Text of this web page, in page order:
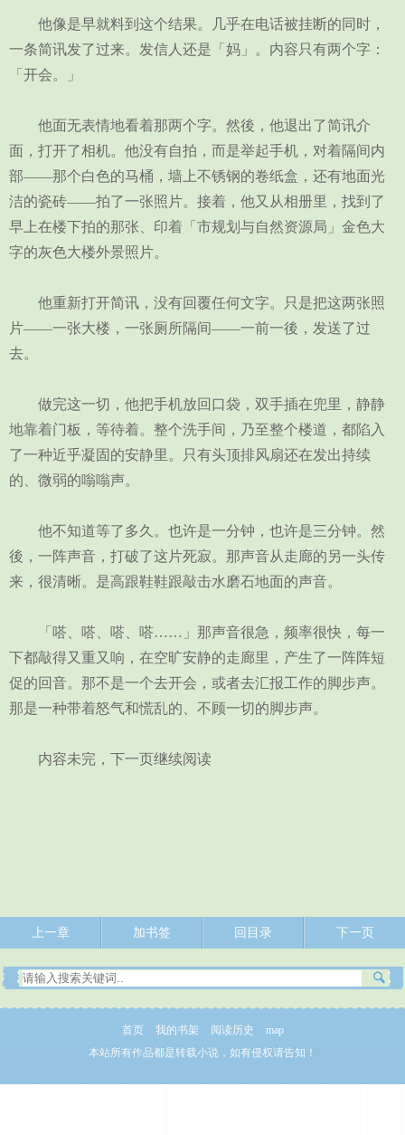
他像是早就料到这个结果。几乎在电话被挂断的同时，
一条简讯发了过来。发信人还是「妈」。内容只有两个字：
「开会。」
他面无表情地看着那两个字。然後，他退出了简讯介
面，打开了相机。他没有自拍，而是举起手机，对着隔间内
部——那个白色的马桶，墙上不锈钢的卷纸盒，还有地面光
洁的瓷砖——拍了一张照片。接着，他又从相册里，找到了
早上在楼下拍的那张、印着「市规划与自然资源局」金色大
字的灰色大楼外景照片。
他重新打开简讯，没有回覆任何文字。只是把这两张照
片——一张大楼，一张厕所隔间——一前一後，发送了过
去。
做完这一切，他把手机放回口袋，双手插在兜里，静静
地靠着门板，等待着。整个洗手间，乃至整个楼道，都陷入
了一种近乎凝固的安静里。只有头顶排风扇还在发出持续
的、微弱的嗡嗡声。
他不知道等了多久。也许是一分钟，也许是三分钟。然
後，一阵声音，打破了这片死寂。那声音从走廊的另一头传
来，很清晰。是高跟鞋鞋跟敲击水磨石地面的声音。
「嗒、嗒、嗒、嗒……」那声音很急，频率很快，每一
下都敲得又重又响，在空旷安静的走廊里，产生了一阵阵短
促的回音。那不是一个去开会，或者去汇报工作的脚步声。
那是一种带着怒气和慌乱的、不顾一切的脚步声。
内容未完，下一页继续阅读
上一章 加书签 回目录 下一页
首页 我的书架 阅读历史
map
本站所有作品都是转载小说，如有侵权请告知！